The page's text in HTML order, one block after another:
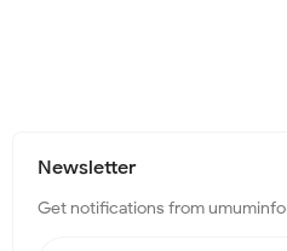
Newsletter
Get notifications from umuminfo